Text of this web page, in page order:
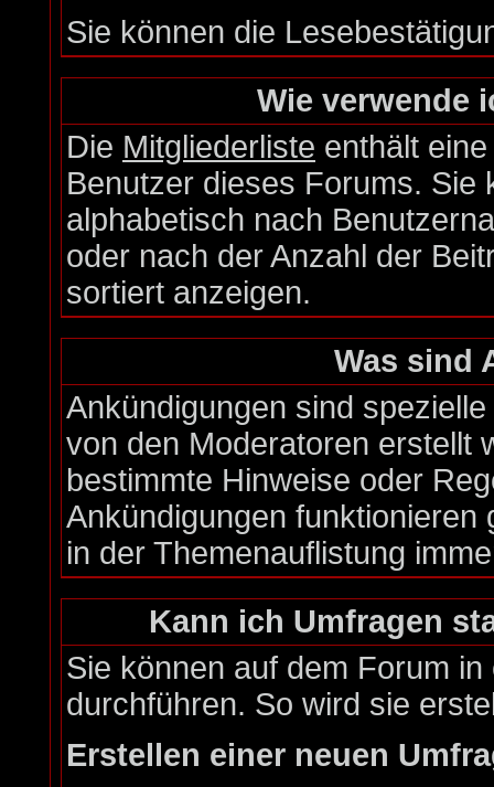
Sie können die
Wie verwende
Die Mitgliederliste enthält
Benutzer dieses Forums. Sie
alphabetisch nach
oder nach der Anzahl der
sortiert anzeigen.
Was sind
Ankündigungen sind
von den Moderatoren erstellt
bestimmte Hinweise oder
Ankündigungen
in der Themenauflistung
Kann ich Umfragen
Sie können auf dem Forum
durchführen. So wird sie
Erstellen einer neuen